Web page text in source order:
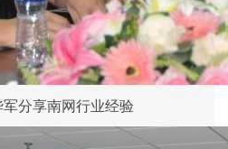
分享南网行业经验